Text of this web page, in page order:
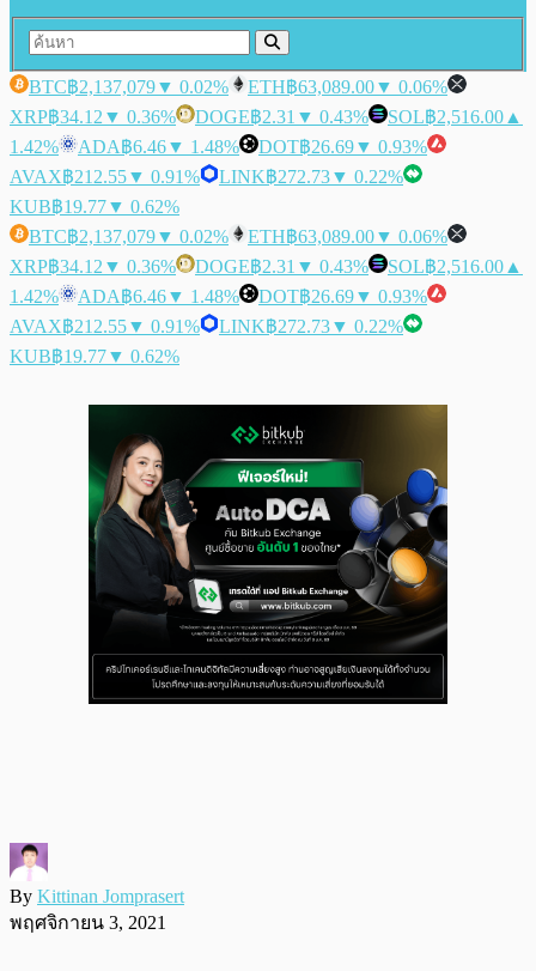
BTC฿2,137,079▼ 0.02% ETH฿63,089.00▼ 0.06%
XRP฿34.12 ▼ 0.36% DOGE฿2.31 ▼ 0.43% SOL฿2,516.00 ▲
1.42%
ADA฿6.46▼ 1.48% DOT฿26.69▼ 0.93%
AVAX฿212.55▼ 0.91% LINK฿272.73▼ 0.22%
KUB฿19.77▼ 0.62%
BTC฿2,137,079▼ 0.02% ETH฿63,089.00▼ 0.06%
XRP฿34.12 ▼ 0.36% DOGE฿2.31 ▼ 0.43% SOL฿2,516.00 ▲
1.42%
ADA฿6.46▼ 1.48% DOT฿26.69▼ 0.93%
AVAX฿212.55▼ 0.91% LINK฿272.73▼ 0.22%
KUB฿19.77▼ 0.62%
By Kittinan Jomprasert
พฤศจิกายน 3, 2021